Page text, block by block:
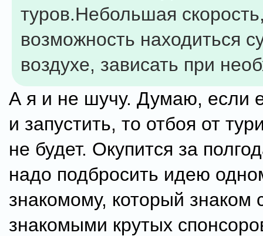
туров.Небольшая
возможность находиться
воздухе, зависать при
А я и не шучу. Думаю, если
и запустить, то отбоя от
не будет. Окупится за
надо подбросить идею
знакомому, который знаком
знакомыми крутых